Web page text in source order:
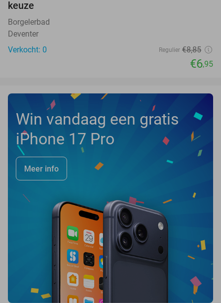
TODAY
keuze
Borgelerbad
Deventer
Verkocht: 0
Regulier €8,85
€6,95
Win vandaag een gratis
iPhone 17 Pro
Meer info